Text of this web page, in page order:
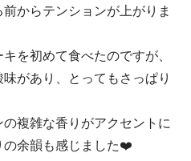
からテンションが上がりま
を初めて食べたのですが、
があり、とってもさっぱり
の複雑な香りがアクセントに
の余韻も感じました❤️